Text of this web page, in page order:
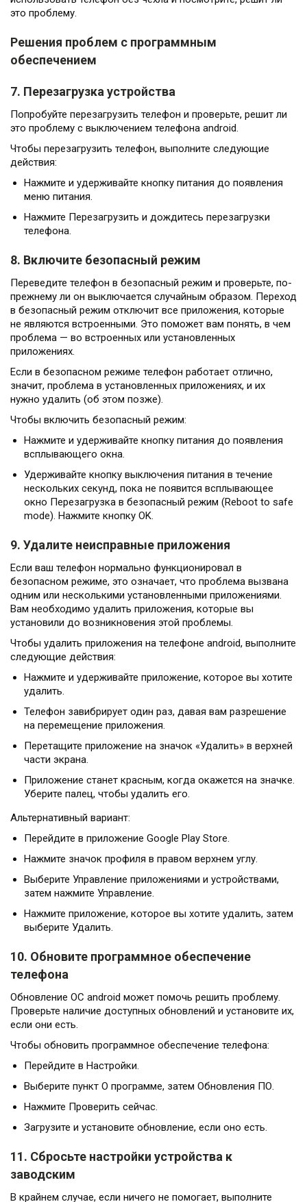
это проблему.
Решения проблем с программным
обеспечением
7. Перезагрузка устройства
Попробуйте перезагрузить телефон и проверьте, решит ли
это проблему с выключением телефона android.
Чтобы перезагрузить телефон, выполните следующие
действия:
Нажмите и удерживайте кнопку питания до появления
меню питания.
Нажмите Перезагрузить и дождитесь перезагрузки
телефона.
8. Включите безопасный режим
Переведите телефон в безопасный режим и проверьте, по-
прежнему ли он выключается случайным образом. Переход
в безопасный режим отключит все приложения, которые
не являются встроенными. Это поможет вам понять, в чем
проблема — во встроенных или установленных
приложениях.
Если в безопасном режиме телефон работает отлично,
значит, проблема в установленных приложениях, и их
нужно удалить (об этом позже).
Чтобы включить безопасный режим:
Нажмите и удерживайте кнопку питания до появления
всплывающего окна.
Удерживайте кнопку выключения питания в течение
нескольких секунд, пока не появится всплывающее
окно Перезагрузка в безопасный режим (Reboot to safe
mode). Нажмите кнопку OK.
9. Удалите неисправные приложения
Если ваш телефон нормально функционировал в
безопасном режиме, это означает, что проблема вызвана
одним или несколькими установленными приложениями.
Вам необходимо удалить приложения, которые вы
установили до возникновения этой проблемы.
Чтобы удалить приложения на телефоне android, выполните
следующие действия:
Нажмите и удерживайте приложение, которое вы хотите
удалить.
Телефон завибрирует один раз, давая вам разрешение
на перемещение приложения.
Перетащите приложение на значок «Удалить» в верхней
части экрана.
Приложение станет красным, когда окажется на значке.
Уберите палец, чтобы удалить его.
Альтернативный вариант:
Перейдите в приложение Google Play Store.
Нажмите значок профиля в правом верхнем углу.
Выберите Управление приложениями и устройствами,
затем нажмите Управление.
Нажмите приложение, которое вы хотите удалить, затем
выберите Удалить.
10. Обновите программное обеспечение
телефона
Обновление ОС android может помочь решить проблему.
Проверьте наличие доступных обновлений и установите их,
если они есть.
Чтобы обновить программное обеспечение телефона:
Перейдите в Настройки.
Выберите пункт О программе, затем Обновления ПО.
Нажмите Проверить сейчас.
Загрузите и установите обновление, если оно есть.
11. Сбросьте настройки устройства к
заводским
В крайнем случае, если ничего не помогает, выполните